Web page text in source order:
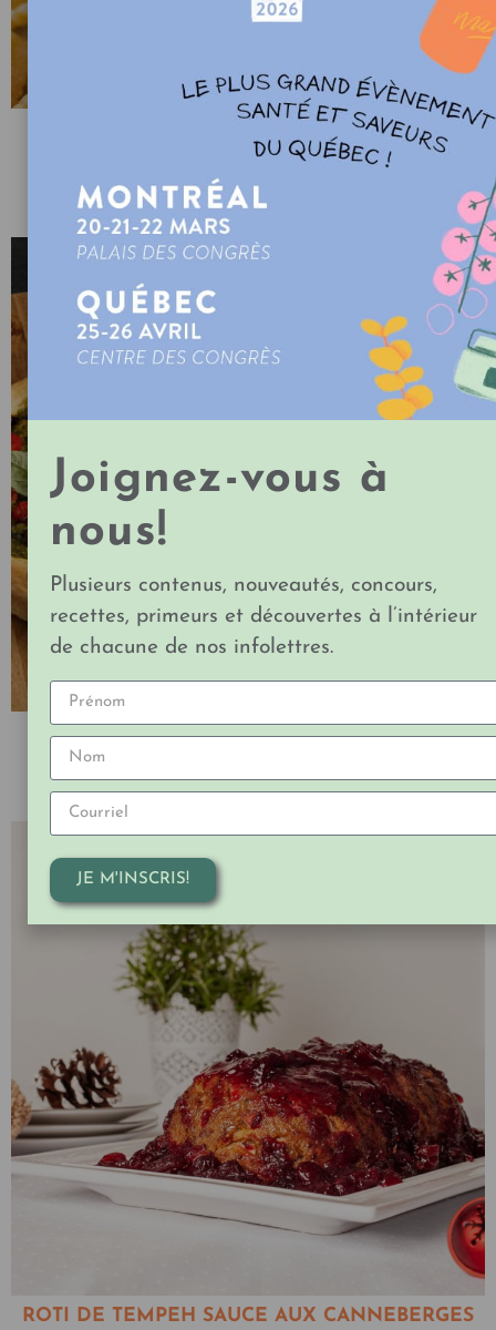
CAVATELLI MAISON AVEC SAUCE AUX
HERBES
PIZZA TOMATES, BASILIC ET BURRATA
par Expo Manger Santé et Vivre Vert
ROTI DE TEMPEH SAUCE AUX CANNEBERGES
Joignez-vous à
nous!
Plusieurs contenus, nouveautés, concours,
recettes, primeurs et découvertes à l’intérieur
de chacune de nos infolettres.
JE M'INSCRIS!